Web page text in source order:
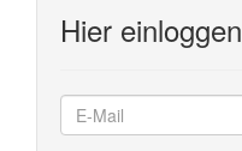
Hier einloggen